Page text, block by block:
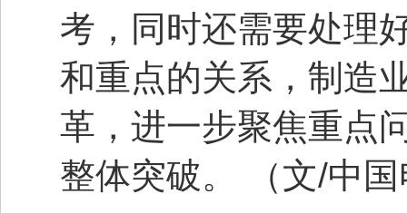
考，同时还需要处理
和重点的关系，制造
革，进一步聚焦重点
整体突破。
（文/中